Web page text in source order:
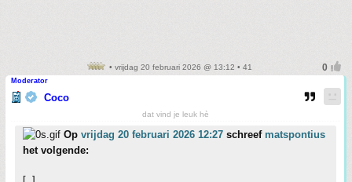
• vrijdag 20 februari 2026 @ 13:12 • 41
Moderator
Coco
dat vind je leuk hè
Op vrijdag 20 februari 2026 12:27 schreef matspontius
het volgende: